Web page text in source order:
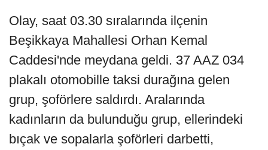
Olay, saat 03.30 sıralarında ilçenin
Beşikkaya Mahallesi Orhan Kemal
Caddesi'nde meydana geldi. 37 AAZ 034
plakalı otomobille taksi durağına gelen
grup, şoförlere saldırdı. Aralarında
kadınların da bulunduğu grup, ellerindeki
bıçak ve sopalarla şoförleri darbetti,